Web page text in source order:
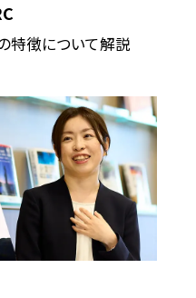
特徴について解説